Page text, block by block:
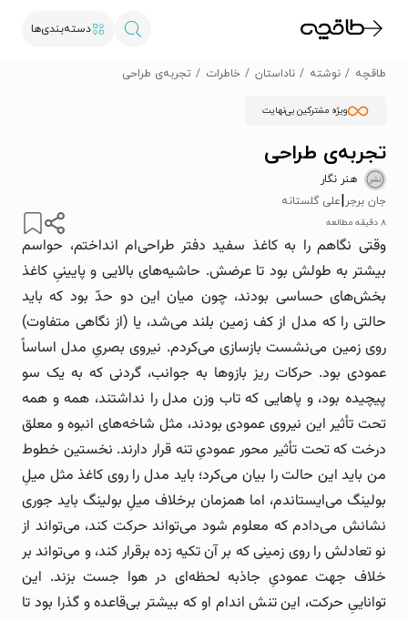
دسته‌بندی‌ها
طاقچه نوشته ناداستان خاطرات تجربه‌ی طراحی
ویژه مشترکین بی‌نهایت
تجربه‌ی طراحی
هنر نگار
جان برجر علی گلستانه
۸ دقیقه مطالعه
وقتی نگاهم را به کاغذ سفید دفتر طراحی‌ام انداختم، حواسم
بیشتر به طولش بود تا عرضش. حاشیه‌های بالایی و پایینیِ کاغذ
بخش‌های حساسی بودند، چون میان این دو حدّ بود که باید
حالتی را که مدل از کف زمین بلند می‌شد، یا (از نگاهی متفاوت)
روی زمین می‌نشست بازسازی می‌کردم. نیروی بصریِ مدل اساساً
عمودی بود. حرکات ریز بازوها به جوانب، گردنی که به یک سو
پیچیده بود، و پاهایی که تاب وزن مدل را نداشتند، همه و همه
تحت تأثیر این نیروی عمودی بودند، مثل شاخه‌های انبوه و معلق
درخت که تحت تأثیر محور عمودیِ تنه قرار دارند. نخستین خطوط
من باید این حالت را بیان می‌کرد؛ باید مدل را روی کاغذ مثل میلِ
بولینگ می‌ایستاندم، اما همزمان برخلاف میلِ بولینگ باید جوری
نشانش می‌دادم که معلوم شود می‌تواند حرکت کند، می‌تواند از
نو تعادلش را روی زمینی که بر آن تکیه زده برقرار کند، و می‌تواند بر
خلاف جهت عمودیِ جاذبه لحظه‌ای در هوا جست بزند. این
تواناییِ حرکت، این تنش اندام او که بیشتر بی‌قاعده و گذرا بود تا